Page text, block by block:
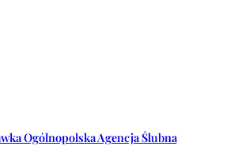
Ogólnopolska Agencja Ślubna